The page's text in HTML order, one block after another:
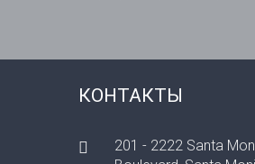
КОНТАКТЫ
201 - 2222 Santa